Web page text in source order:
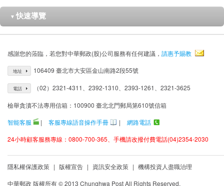
▼ 快速導覽
感謝您的蒞臨，若您對中華郵政(股)公司服務有任何建議， 請惠予賜教
地址 106409 臺北市大安區金山南路2段55號
電話 （02）2321-4311、2392-1310、2393-1261、2321-3625
檢舉貪瀆不法專用信箱：100900 臺北北門郵局第610號信箱
智能客服
| 客服專線語音操作手冊 |
網路電話
24小時顧客服務專線：0800-700-365、手機請改撥付費電話(04)2354-2030
隱私權保護政策 | 版權宣告 | 資訊安全政策 | 機構投資人盡職治理
中華郵政 版權所有 © 2013 Chunghwa Post All Rights Reserved.